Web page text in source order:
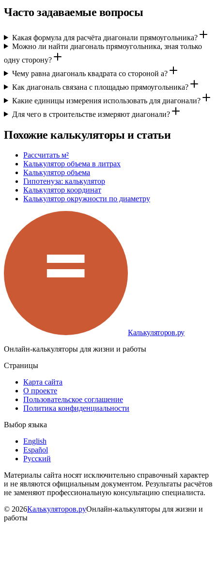
Часто задаваемые вопросы
Какая формула для расчёта диагонали прямоугольника?
Можно ли найти диагональ прямоугольника, зная только
одну сторону?
Чему равна диагональ квадрата со стороной a?
Как диагональ связана с площадью прямоугольника?
Какие единицы измерения использовать для диагонали?
Для чего в строительстве измеряют диагонали?
Похожие калькуляторы и статьи
Рассчитать м²
Калькулятор объема в литрах
Калькулятор объема
Гипотенуза: калькулятор
Калькулятор координат
Калькулятор окружности по диаметру
Калькуляторов.ру
Онлайн-калькуляторы для жизни и работы
Страницы
Карта сайта
О проекте
Пользовательское соглашение
Политика конфиденциальности
Выбор языка
English
Español
Русский
Материалы сайта носят исключительно справочный характер
и не являются официальным документом. Результаты расчётов
не заменяют профессиональную консультацию специалиста.
© 2026Калькуляторов.руОнлайн-калькуляторы для жизни и
работы